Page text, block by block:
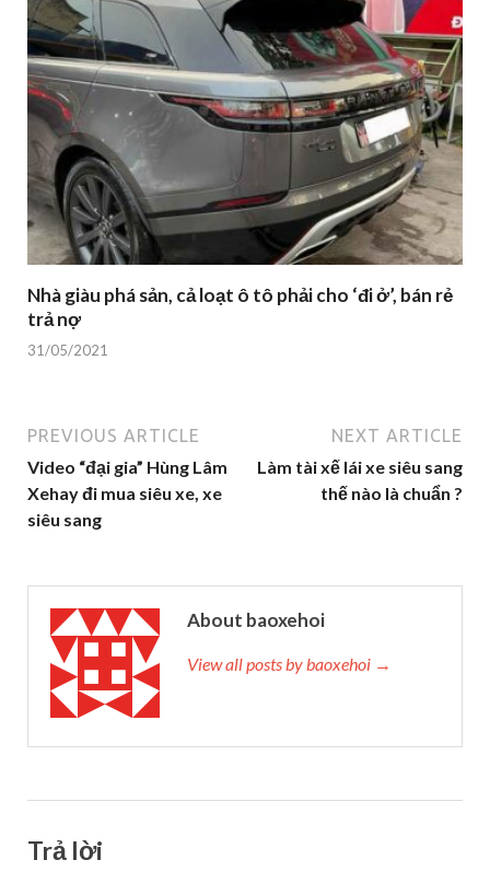
Nhà giàu phá sản, cả loạt ô tô phải cho ‘đi ở’, bán rẻ
trả nợ
31/05/2021
PREVIOUS ARTICLE
Video “đại gia” Hùng Lâm
Xehay đi mua siêu xe, xe
siêu sang
NEXT ARTICLE
Làm tài xế lái xe siêu sang
thế nào là chuẩn ?
About baoxehoi
View all posts by baoxehoi →
Trả lời